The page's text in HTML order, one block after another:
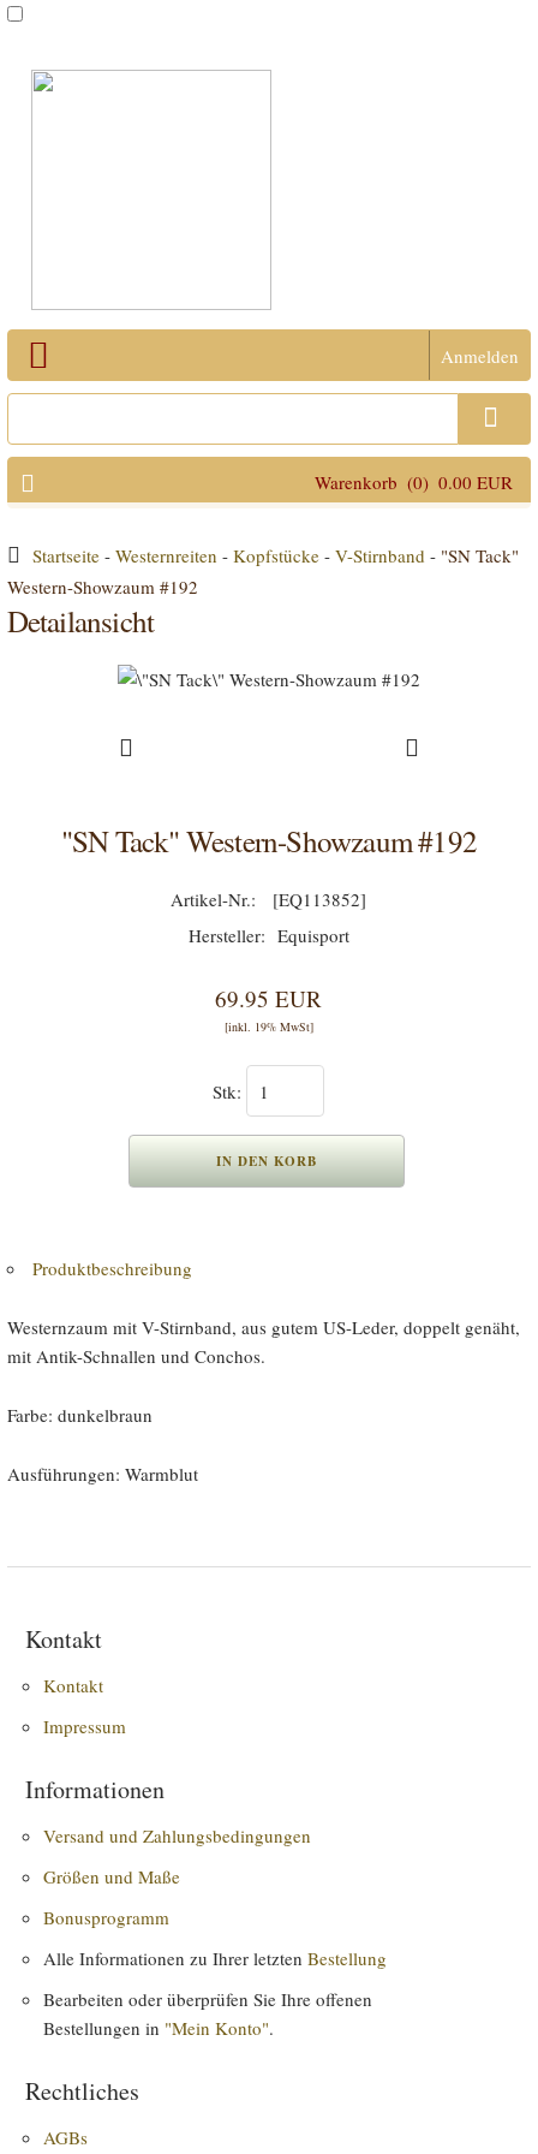
Anmelden
Warenkorb (0) 0.00 EUR
Startseite- Westernreiten - Kopfstücke- V-Stirnband- "SN Tack"
Western-Showzaum #192
Detailansicht
"SN Tack" Western-Showzaum #192
[EQ113852]
Equisport
69.95 EUR
[inkl. 19% MwSt]
Stk:
Produktbeschreibung
Westernzaum mit V-Stirnband, aus gutem US-Leder, doppelt genäht,
mit Antik-Schnallen und Conchos.
Farbe: dunkelbraun
Ausführungen: Warmblut
Kontakt
Kontakt
Impressum
Informationen
Versand und Zahlungsbedingungen
Größen und Maße
Bonusprogramm
Alle Informationen zu Ihrer letzten Bestellung
Bearbeiten oder überprüfen Sie Ihre offenen
Bestellungen in "Mein Konto".
Rechtliches
AGBs